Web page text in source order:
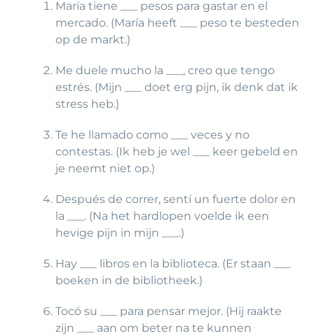
María tiene ___ pesos para gastar en el
mercado. (María heeft ___ peso te besteden
op de markt.)
Me duele mucho la ___, creo que tengo
estrés. (Mijn ___ doet erg pijn, ik denk dat ik
stress heb.)
Te he llamado como ___ veces y no
contestas. (Ik heb je wel ___ keer gebeld en
je neemt niet op.)
Después de correr, sentí un fuerte dolor en
la ___. (Na het hardlopen voelde ik een
hevige pijn in mijn ___.)
Hay ___ libros en la biblioteca. (Er staan ___
boeken in de bibliotheek.)
Tocó su ___ para pensar mejor. (Hij raakte
zijn ___ aan om beter na te kunnen